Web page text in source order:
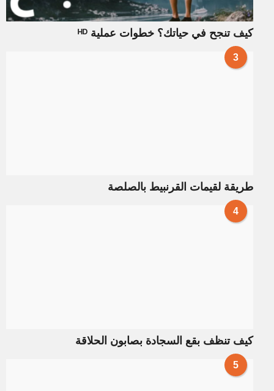
كيف تنجح في حياتك؟ خطوات عملية ᴴᴰ
3
طريقة لقيمات القرنبيط بالصلصة
4
كيف تنظف بقع السجادة بصابون الحلاقة
5